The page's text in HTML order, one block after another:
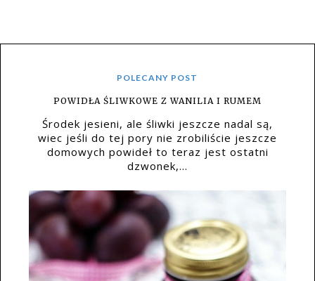
POLECANY POST
POWIDŁA ŚLIWKOWE Z WANILIA I RUMEM
Środek jesieni, ale śliwki jeszcze nadal są,
wiec jeśli do tej pory nie zrobiliście jeszcze
domowych powideł to teraz jest ostatni
dzwonek,...